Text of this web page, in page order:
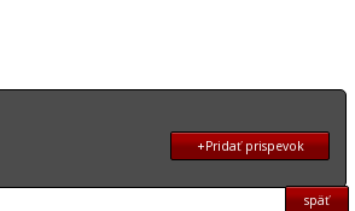
+Pridať prispevok
späť